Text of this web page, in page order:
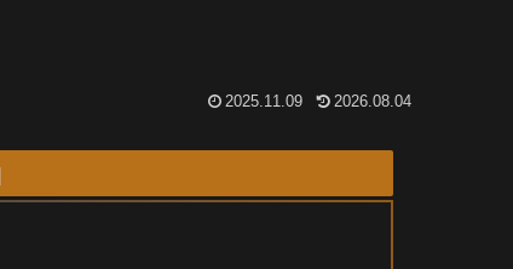
2025.11.09 2026.08.04